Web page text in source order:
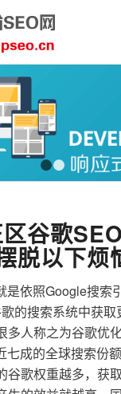
谷歌
脱以下烦
是依照Google搜索
的搜索系统中获
多人称之为谷歌优
七成的全球搜索份
谷歌权重越多，获